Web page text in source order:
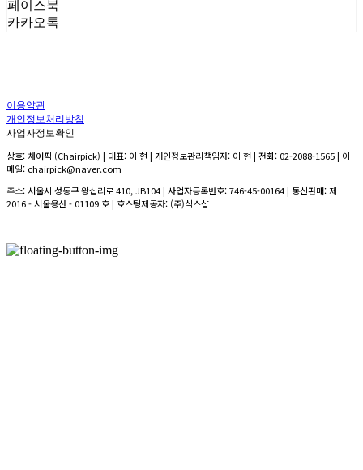
페이스북
카카오톡
이용약관
개인정보처리방침
사업자정보확인
상호: 체어픽 (Chairpick) | 대표: 이 현 | 개인정보관리책임자: 이 현 | 전화: 02-2088-1565 | 이
메일: chairpick@naver.com
주소: 서울시 성동구 왕십리로 410, JB104 | 사업자등록번호:746-45-00164| 통신판매:제
2016 - 서울용산 - 01109 호| 호스팅제공자: (주)식스샵